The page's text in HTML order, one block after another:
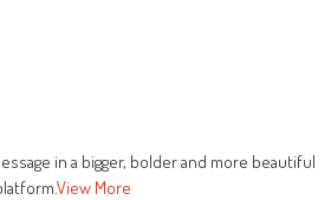
in a bigger, bolder and more beautiful
View More